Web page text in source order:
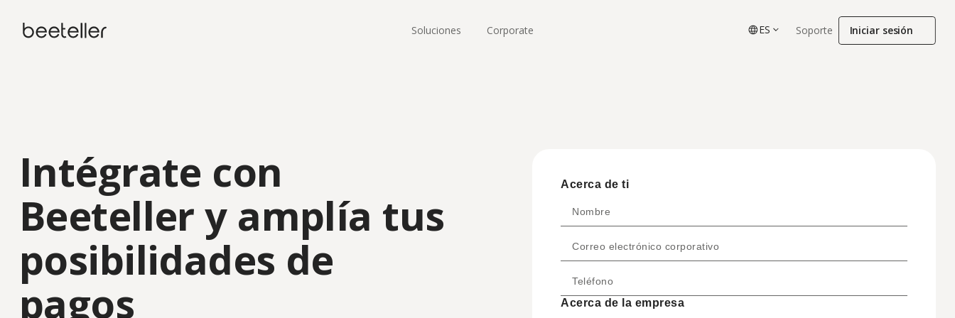
com os principais métodos disponíveis em
mercados emergentes
transfronteiriças
Hub Antifraude
Soluciones Corporate ES Soporte Iniciar sesión
Intégrate con
Beeteller y amplía tus
posibilidades de
pagos
Acerca de ti
Nombre
Correo electrónico corporativo
Teléfono
Acerca de la empresa